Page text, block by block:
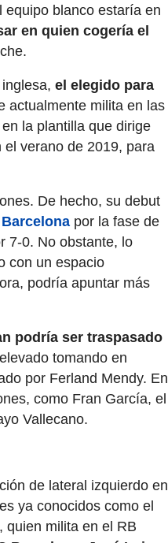
equipo blanco estaría en
en quien cogería el
el elegido para
actualmente milita en las
la plantilla que dirige
verano de 2019, para
De hecho, su debut
por la fase de
7-0. No obstante, lo
con un espacio
podría apuntar más
podría ser traspasado
tomando en
por Ferland Mendy. En
como Fran García, el
Vallecano.
de lateral izquierdo en
ya conocidos como el
quien milita en el RB